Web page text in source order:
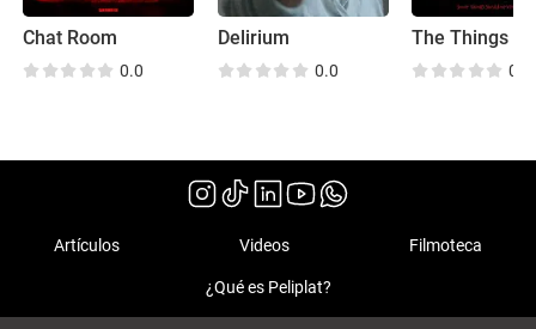
Chat Room
0.0
Delirium
0.0 0.0
Artículos Videos Filmoteca
¿Qué es Peliplat?